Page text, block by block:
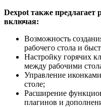
Dexpot также
включая:
Возможность
рабочего стола и
Настройку горячих
между рабочими
Управление
столе;
Расширение
плагинов и